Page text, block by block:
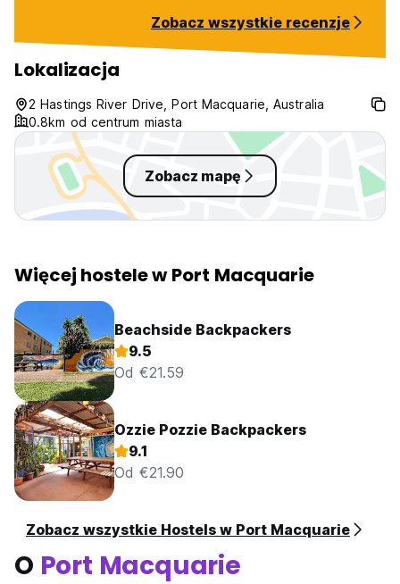
Zobacz wszystkie recenzje
Lokalizacja
2 Hastings River Drive, Port Macquarie, Australia
0.8km od centrum miasta
Zobacz mapę
Więcej hostele w Port Macquarie
Beachside Backpackers
9.5
Od €21.59
Ozzie Pozzie Backpackers
9.1
Od €21.90
Zobacz wszystkie Hostels w Port Macquarie
O Port Macquarie